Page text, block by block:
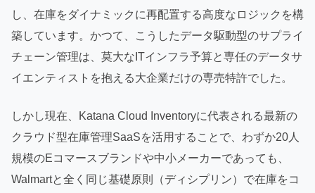
し、在庫をダイナミックに再配置する高度なロジックを構
築しています。かつて、こうしたデータ駆動型のサプライ
チェーン管理は、莫大なITインフラ予算と専任のデータサ
イエンティストを抱える大企業だけの専売特許でした。
しかし現在、Katana Cloud Inventoryに代表される最新の
クラウド型在庫管理SaaSを活用することで、わずか20人
規模のEコマースブランドや中小メーカーであっても、
Walmartと全く同じ基礎原則（ディシプリン）で在庫をコ